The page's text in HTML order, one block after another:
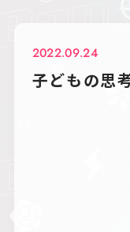
2022.09.24
子どもの思